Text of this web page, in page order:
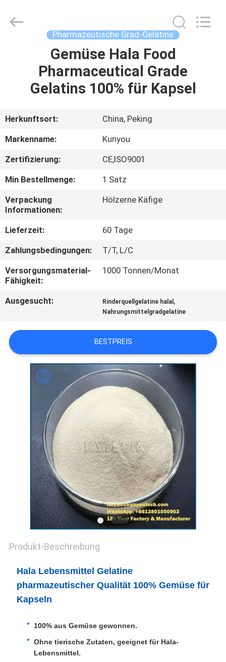
HAUSE
VIDEOS
ÜBER
UNS
WERKSBESICHTIGUNG
QUALITÄTSKONTROLLE
NEUIGKEITEN
EIN
ANGEBOT
SITEMAP
PRIVACY
POLICY
Pharmatech
Co.,LTD..
Pharmazeutische Grad-Gelatine
Gemüse Hala Food
Pharmaceutical Grade
Gelatins 100% für Kapsel
Herkunftsort:
China, Peking
Markenname:
Kunyou
Zertifizierung:
CE,ISO9001
Min Bestellmenge:
1 Satz
Verpackung
Informationen:
Hölzerne Käfige
Lieferzeit:
60 Tage
Zahlungsbedingungen:
T/T, L/C
Versorgungsmaterial-
Fähigkeit:
1000 Tonnen/Monat
Ausgesucht: Rinderquellgelatine halal ,
Nahrungsmittelgradgelatine
BESTPREIS
Produkt-Beschreibung
Hala Lebensmittel Gelatine
pharmazeutischer Qualität 100% Gemüse für
Kapseln
100% aus Gemüse gewonnen.
Ohne tierische Zutaten, geeignet für Hala-
Lebensmittel.